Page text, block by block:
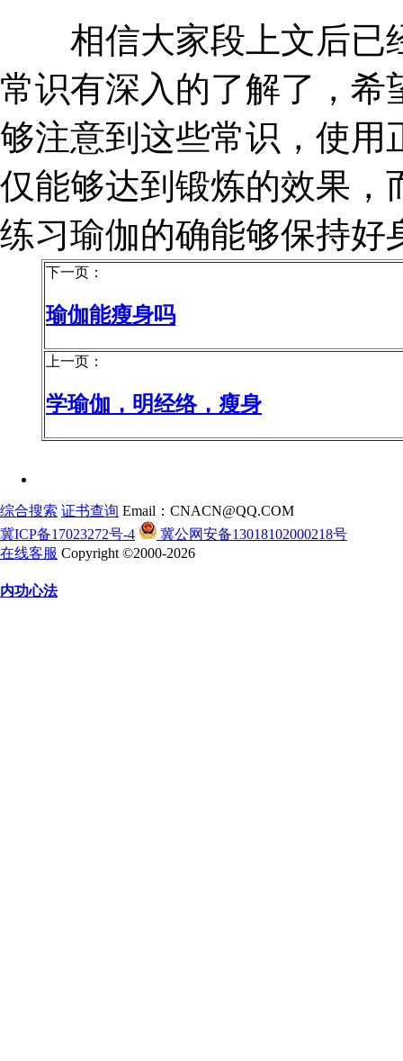
相信大家段上文后已
常识有深入的了解了，希
够注意到这些常识，使用
仅能够达到锻炼的效果，
练习瑜伽的确能够保持好
下一页：
瑜伽能瘦身吗
上一页：
学瑜伽，明经络，瘦身
综合搜索 证书查询 Email：CNACN@QQ.COM
冀ICP备17023272号-4
冀公网安备13018102000218号
在线客服 Copyright ©2000-2026
内功心法